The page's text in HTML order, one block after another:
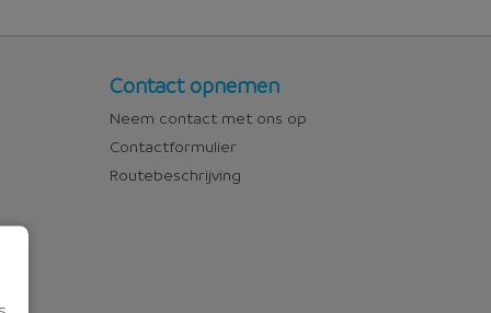
Contact
Contact opnemen
Neem contact met ons op
Contactformulier
Routebeschrijving